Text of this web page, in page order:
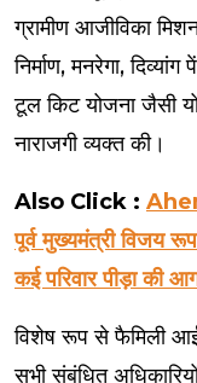
ग्रामीण आजीविका
निर्माण, मनरेगा,
टूल किट योजना जैसी
नाराजगी व्यक्त की।
Also Click :
पूर्व मुख्यमंत्री विजय
कई परिवार पीड़ा की
विशेष रूप से फैमिली
सभी संबंधित